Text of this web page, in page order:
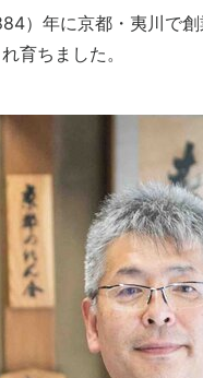
）年に京都・夷川で
育ちました。